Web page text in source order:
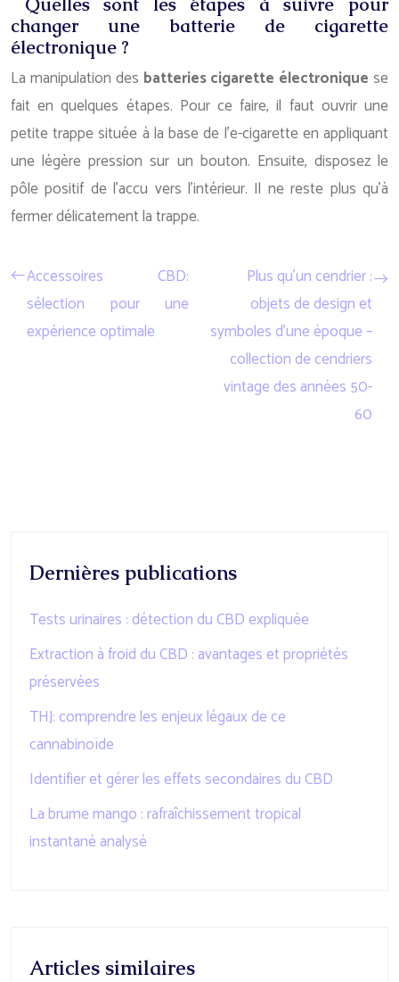
changer une batterie de cigarette
électronique ?
La manipulation des batteries cigarette électronique se
fait en quelques étapes. Pour ce faire, il faut ouvrir une
petite trappe située à la base de l’e-cigarette en appliquant
une légère pression sur un bouton. Ensuite, disposez le
pôle positif de l’accu vers l’intérieur. Il ne reste plus qu’à
fermer délicatement la trappe.
Accessoires CBD:
sélection pour une
expérience optimale
Plus qu’un cendrier :
objets de design et
symboles d’une époque –
collection de cendriers
vintage des années 50-
60
Dernières publications
Tests urinaires : détection du CBD expliquée
Extraction à froid du CBD : avantages et propriétés
préservées
THJ: comprendre les enjeux légaux de ce
cannabinoïde
Identifier et gérer les effets secondaires du CBD
La brume mango : rafraîchissement tropical
instantané analysé
Articles similaires